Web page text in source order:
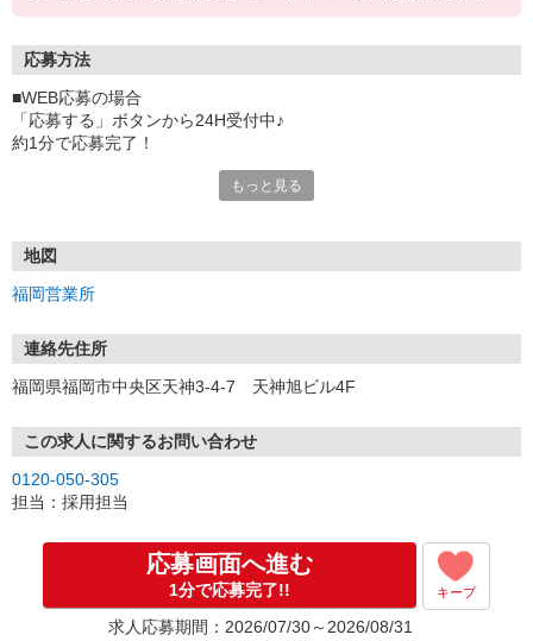
応募方法
■WEB応募の場合
「応募する」ボタンから24H受付中♪
約1分で応募完了！
①応募から3営業日を目安に、メールorお電話でご連絡します。
★スマホでWEB面接（LINEなど）・出張面接・事務所面接と選べま
す
③面接実施（履歴書不要）
※ご希望があれば、職場見学の調整もOKです！
お気軽にご応募ください♪
もっと見る
地図
福岡営業所
連絡先住所
福岡県福岡市中央区天神3-4-7 天神旭ビル4F
この求人に関するお問い合わせ
0120-050-305
担当：採用担当
応募画面へ進む
1分で応募完了!! キープ
求人応募期間：2026/07/30～2026/08/31